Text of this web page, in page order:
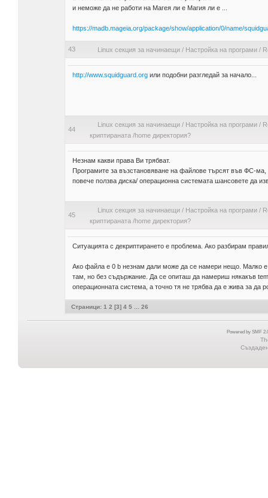
и неможе да не работи на Магея ли е Магия ли е ...
https://madb.mageia.org/package/show/application/0/name/
43 Linux секция за начинаещи/ Настройка на програми/
http://www.squidguard.orgили подобни разгледай за начало...
44
Linux секция за начинаещи/ Настройка на програми/
криптираната /home директория?
Незнам какви права Ви трябват.
Програмите за възстановяване на файлове търсят във ФС-
повече ползва диска/ операционна системата шансовете да
45
Linux секция за начинаещи/ Настройка на програми/
криптираната /home директория?
Ситуацията с декриптирането е проблема. Ако разбирам
Ако файла е 0 b незнам дали може да се намери нещо. Малко е
там, но без съдържание. Да се опиташ да намериш някакъв
операционната система, а точно тя не трябва да е жива за да
Страници: 1 2 [3] 4 5 26
Powered by SMF